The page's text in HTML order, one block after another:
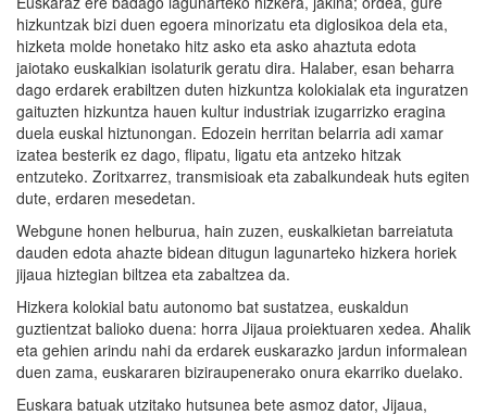
hizkuntzak bizi duen egoera minorizatu eta diglosikoa dela eta,
hizketa molde honetako hitz asko eta asko ahaztuta edota
jaiotako euskalkian isolaturik geratu dira. Halaber, esan beharra
dago erdarek erabiltzen duten hizkuntza kolokialak eta inguratzen
gaituzten hizkuntza hauen kultur industriak izugarrizko eragina
duela euskal hiztunongan. Edozein herritan belarria adi xamar
izatea besterik ez dago, flipatu, ligatu eta antzeko hitzak
entzuteko. Zoritxarrez, transmisioak eta zabalkundeak huts egiten
dute, erdaren mesedetan.
Webgune honen helburua, hain zuzen, euskalkietan barreiatuta
dauden edota ahazte bidean ditugun lagunarteko hizkera horiek
jijaua hiztegian biltzea eta zabaltzea da.
Hizkera kolokial batu autonomo bat sustatzea, euskaldun
guztientzat balioko duena: horra Jijaua proiektuaren xedea. Ahalik
eta gehien arindu nahi da erdarek euskarazko jardun informalean
duen zama, euskararen biziraupenerako onura ekarriko duelako.
Euskara batuak utzitako hutsunea bete asmoz dator, Jijaua,